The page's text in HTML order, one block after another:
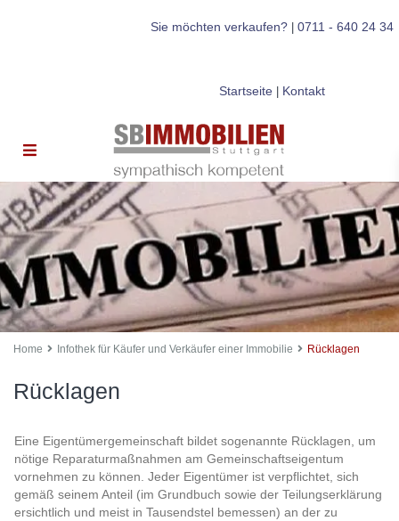
Sie möchten verkaufen?| 0711 - 640 24 34
Startseite| Kontakt
Home Infothek für Käufer und Verkäufer einer Immobilie Rücklagen
Rücklagen
Eine Eigentümergemeinschaft bildet sogenannte Rücklagen, um
nötige Reparaturmaßnahmen am Gemeinschaftseigentum
vornehmen zu können. Jeder Eigentümer ist verpflichtet, sich
gemäß seinem Anteil (im Grundbuch sowie der Teilungserklärung
ersichtlich und meist in Tausendstel bemessen) an der zu